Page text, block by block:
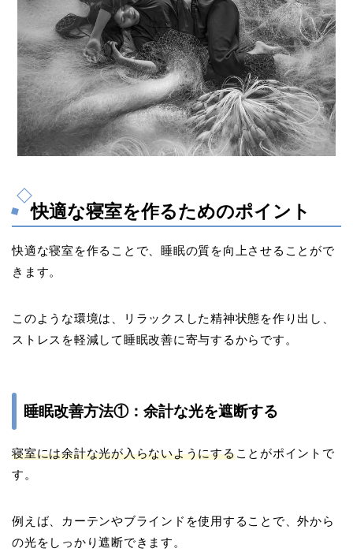
快適な寝室を作るためのポイント
快適な寝室を作ることで、睡眠の質を向上させることがで
きます。
このような環境は、リラックスした精神状態を作り出し、
ストレスを軽減して睡眠改善に寄与するからです。
睡眠改善方法①：余計な光を遮断する
寝室には余計な光が入らないようにすることがポイントで
す。
例えば、カーテンやブラインドを使用することで、外から
の光をしっかり遮断できます。